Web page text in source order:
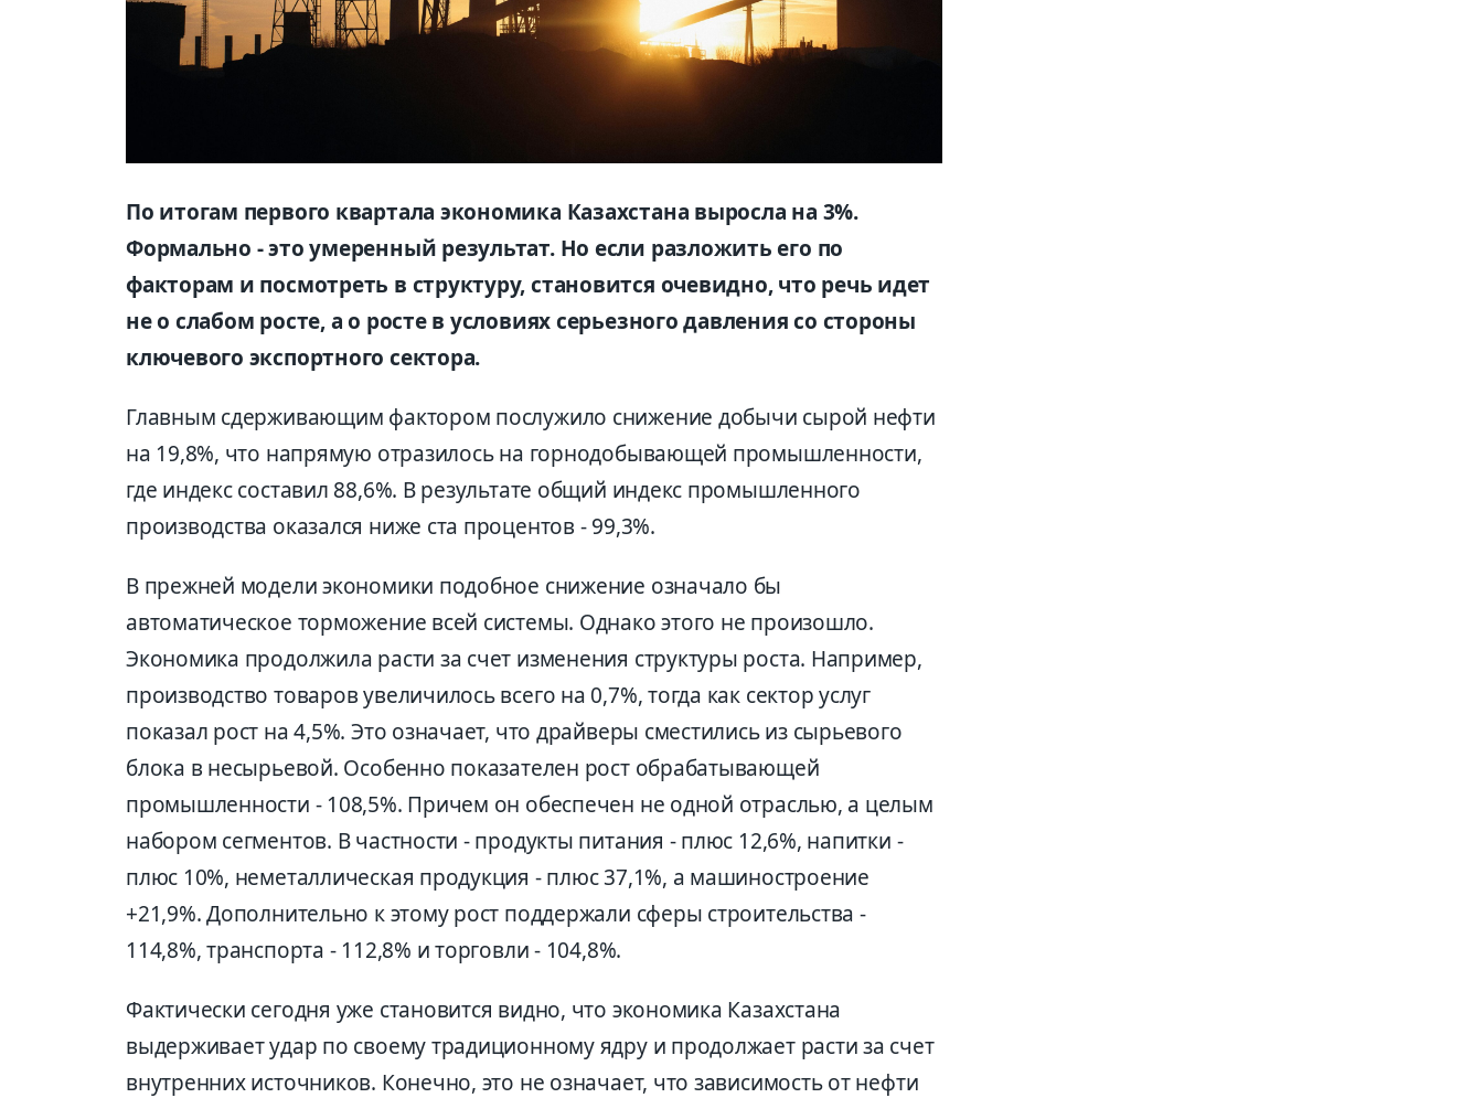
По итогам первого квартала экономика Казахстана выросла на 3%.
Формально - это умеренный результат. Но если разложить его по
факторам и посмотреть в структуру, становится очевидно, что речь идет
не о слабом росте, а о росте в условиях серьезного давления со стороны
ключевого экспортного сектора.
Главным сдерживающим фактором послужило снижение добычи сырой нефти
на 19,8%, что напрямую отразилось на горнодобывающей промышленности,
где индекс составил 88,6%. В результате общий индекс промышленного
производства оказался ниже ста процентов - 99,3%.
В прежней модели экономики подобное снижение означало бы
автоматическое торможение всей системы. Однако этого не произошло.
Экономика продолжила расти за счет изменения структуры роста. Например,
производство товаров увеличилось всего на 0,7%, тогда как сектор услуг
показал рост на 4,5%. Это означает, что драйверы сместились из сырьевого
блока в несырьевой. Особенно показателен рост обрабатывающей
промышленности - 108,5%. Причем он обеспечен не одной отраслью, а целым
набором сегментов. В частности - продукты питания - плюс 12,6%, напитки -
плюс 10%, неметаллическая продукция - плюс 37,1%, а машиностроение
+21,9%. Дополнительно к этому рост поддержали сферы строительства -
114,8%, транспорта - 112,8% и торговли - 104,8%.
Фактически сегодня уже становится видно, что экономика Казахстана
выдерживает удар по своему традиционному ядру и продолжает расти за счет
внутренних источников. Конечно, это не означает, что зависимость от нефти